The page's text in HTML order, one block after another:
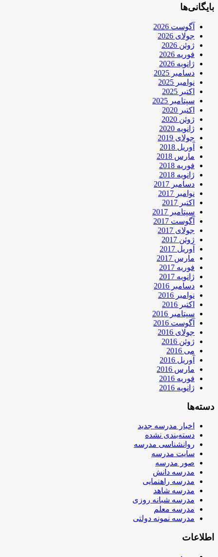
بایگانی‌ها
آگوست 2026
جولای 2026
ژوئن 2026
فوریه 2026
ژانویه 2026
دسامبر 2025
نوامبر 2025
اکتبر 2025
سپتامبر 2025
اکتبر 2020
ژوئن 2020
ژانویه 2020
جولای 2019
آوریل 2018
مارس 2018
فوریه 2018
ژانویه 2018
دسامبر 2017
نوامبر 2017
اکتبر 2017
سپتامبر 2017
آگوست 2017
جولای 2017
ژوئن 2017
آوریل 2017
مارس 2017
فوریه 2017
ژانویه 2017
دسامبر 2016
نوامبر 2016
اکتبر 2016
سپتامبر 2016
آگوست 2016
جولای 2016
ژوئن 2016
می 2016
آوریل 2016
مارس 2016
فوریه 2016
ژانویه 2016
دسته‌ها
اخبار مدرسه جدید
دسته‌بندی نشده
روانشناسی مدرسه
سایت مدرسه
صور مدرسه
مدرسه دانش
مدرسه راهنمایی
مدرسه شاهد
مدرسه شبانه روزی
مدرسه معلم
مدرسه نمونه دولتی
اطلاعات